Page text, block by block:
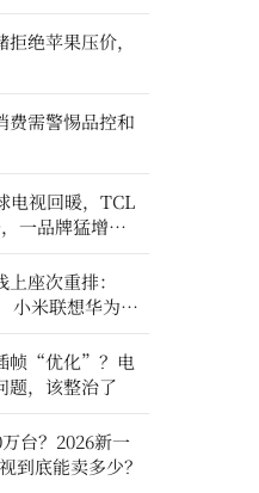
绝苹果压价，
费需警惕品控和
电视回暖，TCL
一品牌猛增
上座次重排：
小米联想华为进
帧“优化”？电
题，该整治了
台？2026新一
底能卖多少？